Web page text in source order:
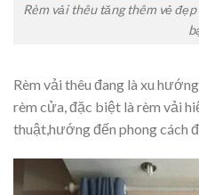
Rèm vải thêu tăng thêm vẻ
Rèm vải thêu đang là xu
rèm cửa, đặc biệt là rèm vải
thuật,hướng đến phong cách